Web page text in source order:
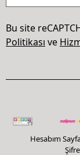
Bu site
Politikası ve
Hesabım